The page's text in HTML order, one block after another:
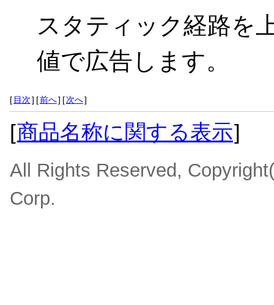
スタティック経路を
値で広告します。
[ 目次] [前へ] [次へ]
[商品名称に関する表示]
All Rights Reserved,
Corp.